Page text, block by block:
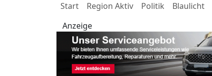
Start
Region Aktiv Politik Blaulicht
Anzeige